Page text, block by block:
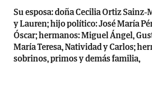
Su esposa: doña Cecilia Ortiz Sainz-
y Lauren; hijo político: José María
Óscar; hermanos: Miguel Ángel,
María Teresa, Natividad y Carlos;
sobrinos, primos y demás familia,